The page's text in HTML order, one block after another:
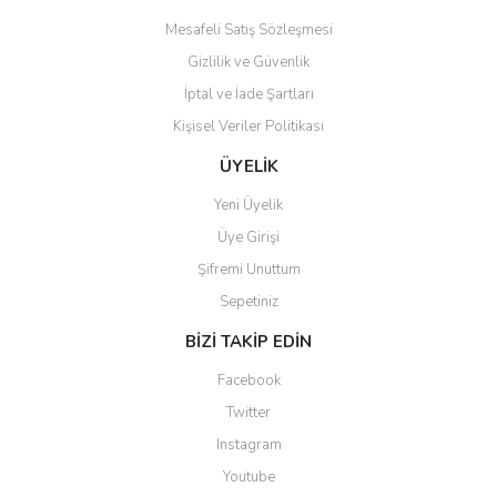
Gönder
Mesafeli Satış Sözleşmesi
Gizlilik ve Güvenlik
İptal ve İade Şartları
Kişisel Veriler Politikası
ÜYELİK
Yeni Üyelik
Üye Girişi
Şifremi Unuttum
Sepetiniz
BİZİ TAKİP EDİN
Facebook
Twitter
Instagram
Youtube